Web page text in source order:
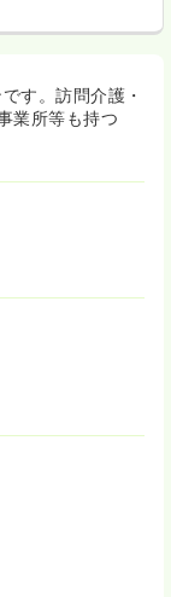
す。訪問介護・
業所等も持つ